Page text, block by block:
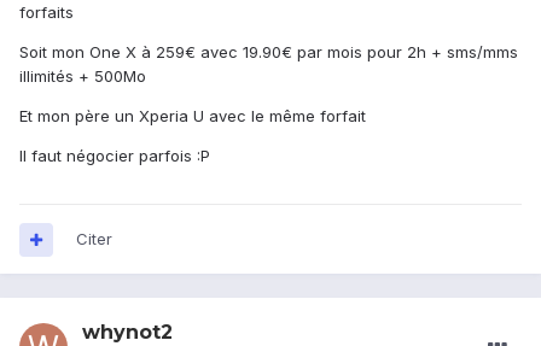
forfaits
Soit mon One X à 259€ avec 19.90€ par mois pour 2h + sms/mms
illimités + 500Mo
Et mon père un Xperia U avec le même forfait
Il faut négocier parfois :P
Citer
whynot2